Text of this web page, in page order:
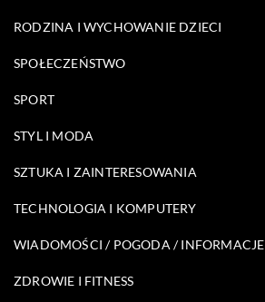
RODZINA I WYCHOWANIE DZIECI
SPOŁECZEŃSTWO
SPORT
STYL I MODA
SZTUKA I ZAINTERESOWANIA
TECHNOLOGIA I KOMPUTERY
WIADOMOŚCI / POGODA / INFORMACJE
ZDROWIE I FITNESS